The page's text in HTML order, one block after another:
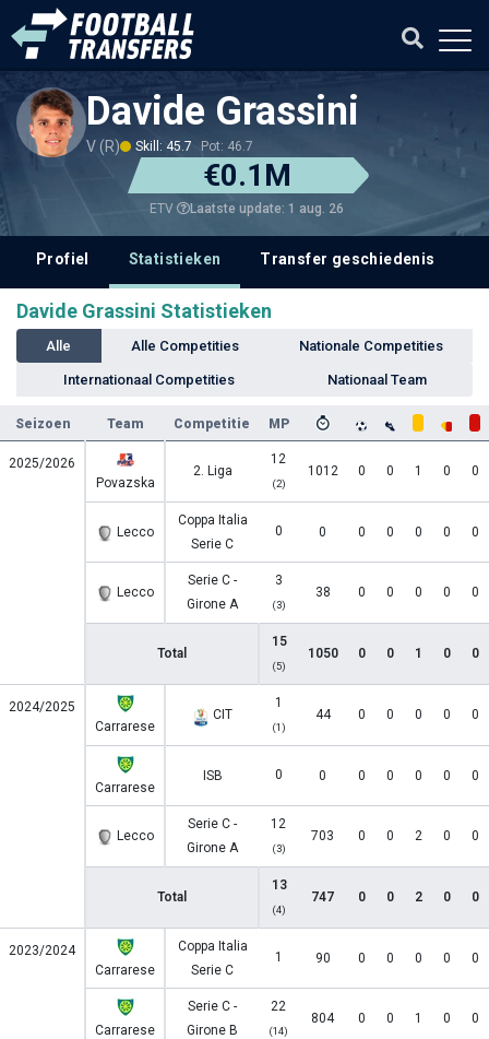
Davide Grassini
V (R) Skill: 45.7 Pot: 46.7
€0.1M
ETV Laatste update: 1 aug. 26
Profiel Statistieken Transfer geschiedenis
Davide Grassini Statistieken
Alle Alle Competities Nationale Competities
Internationaal Competities Nationaal Team
Seizoen Team Competitie MP
2025/2026
Povazska
2. Liga
12
(2)
1012 0 0 1 0 0
Lecco
Coppa Italia
Serie C
0 0 0 0 0 0 0
Lecco
Serie C -
Girone A
3
(3)
38 0 0 0 0 0
Total
15
(5)
1050 0 0 1 0 0
2024/2025
Carrarese
CIT
1
(1)
44 0 0 0 0 0
Carrarese
ISB 0 0 0 0 0 0 0
Lecco
Serie C -
Girone A
12
(3)
703 0 0 2 0 0
Total
13
(4)
747 0 0 2 0 0
2023/2024
Carrarese
Coppa Italia
Serie C
1 90 0 0 0 0 0
Carrarese
Serie C -
Girone B
22
(14)
804 0 0 1 0 0